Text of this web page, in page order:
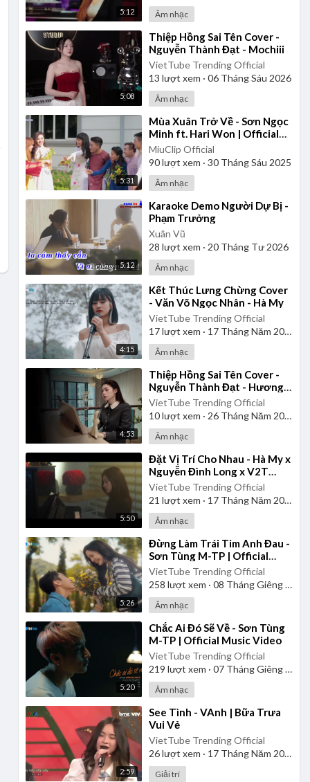
5:12 Âm nhạc
5:08
⁣Thiệp Hồng Sai Tên Cover -
Nguyễn Thành Đạt - Mochiii
VietTube Trending Official
13 lượt xem · 06 Tháng Sáu 2026
Âm nhạc
5:31
⁣Mùa Xuân Trở Về - Sơn Ngọc
Minh ft. Hari Won | Official
Music Video
MiuClip Official
90lượt xem · 30 Tháng Sáu 2025
Âm nhạc
5:12
⁣Karaoke Demo Người Dự Bị -
Phạm Trưởng
Xuân Vũ
28 lượt xem · 20 Tháng Tư 2026
Âm nhạc
4:15
⁣Kết Thúc Lưng Chừng Cover
- Văn Võ Ngọc Nhân - Hà My
VietTube Trending Official
17lượt xem · 17 Tháng Năm 2026
Âm nhạc
4:53
⁣Thiệp Hồng Sai Tên Cover -
Nguyễn Thành Đạt - Hương
Ly
VietTube Trending Official
10lượt xem · 26 Tháng Năm 2026
Âm nhạc
5:50
⁣Đặt Vị Trí Cho Nhau - Hà My x
Nguyễn Đình Long x V2T
Media | Official Music Video
VietTube Trending Official
21 lượt xem · 17 Tháng Năm 2026
Âm nhạc
5:26
⁣Đừng Làm Trái Tim Anh Đau -
Sơn Tùng M-TP | Official
Music Video
VietTube Trending Official
258 lượt xem · 08 Tháng Giêng 2025
Âm nhạc
5:20
⁣Chắc Ai Đó Sẽ Về - Sơn Tùng
M-TP | Official Music Video
VietTube Trending Official
219 lượt xem · 07 Tháng Giêng 2025
Âm nhạc
2:59
⁣See Tình - VAnh | Bữa Trưa
Vui Vẻ
VietTube Trending Official
26lượt xem · 17 Tháng Năm 2026
Giải trí